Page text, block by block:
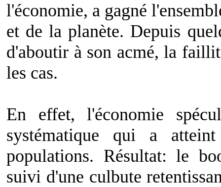
l'économie, a gagné
et de la planète. Depuis
d'aboutir à son acmé, la
les cas.
En effet, l'économie
systématique qui a
populations. Résultat: le
suivi d'une culbute